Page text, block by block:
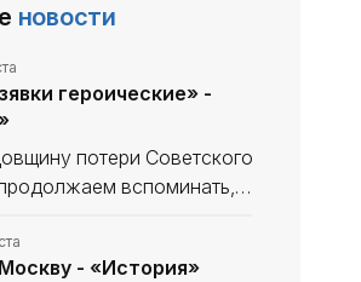
новости
героические» -
потери Советского
вспоминать,
выпуске рубрики
как дорогу в космос
- «История»